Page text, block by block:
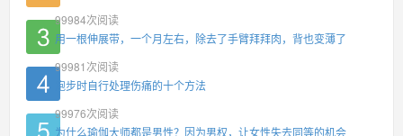
99984次阅读
用一根伸展带，一个月左右，除去了手臂拜拜肉，背也变薄了
99981 次阅读
跑步时自行处理伤痛的十个方法
99976次阅读
为什么瑜伽大师都是男性？因为男权，让女性失去同等的机会